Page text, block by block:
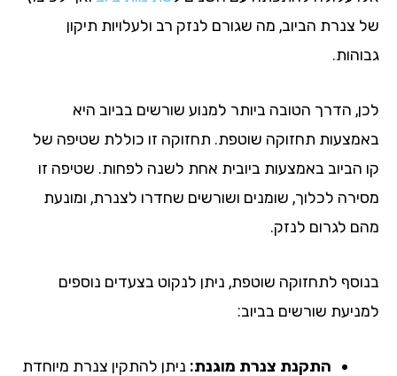
צנרת הביוב, מה שגורם לנזק רב ולעלויות תיקון
הדרך הטובה ביותר למנוע שורשים בביוב היא
תחזוקה שוטפת. תחזוקה זו כוללת שטיפה של
הביוב באמצעות ביובית אחת לשנה לפחות. שטיפה זו
לכלוך, שומנים ושורשים שחדרו לצנרת, ומונעת
לגרום לנזק.
לתחזוקה שוטפת, ניתן לנקוט בצעדים נוספים
שורשים בביוב:
התקנת צנרת מוגנת:ניתן להתקין צנרת מיוחדת